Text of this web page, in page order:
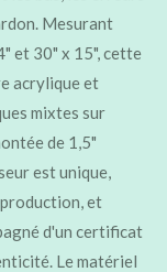
Mesurant
et 30" x 15", cette
acrylique et
mixtes sur
de 1,5"
est unique,
et
d'un certificat
Le matériel